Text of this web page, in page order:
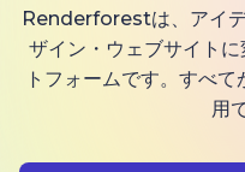
Renderforestは、アイ
ザイン・ウェブサイト
トフォームです。すべ
用